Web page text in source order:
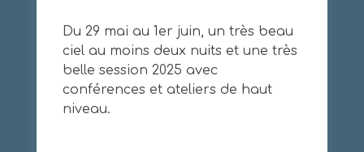
Du 29 mai au 1er juin, un très beau
ciel au moins deux nuits et une très
belle session 2025 avec
conférences et ateliers de haut
niveau.